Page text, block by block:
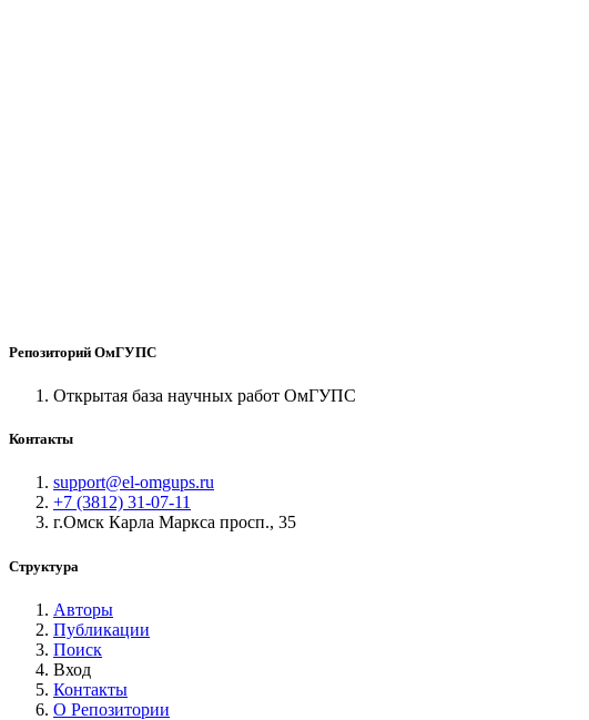
Репозиторий ОмГУПС
Открытая база научных работ ОмГУПС
Контакты
support@el-omgups.ru
+7 (3812) 31-07-11
г.Омск Карла Маркса просп., 35
Структура
Авторы
Публикации
Поиск
Вход
Контакты
О Репозитории